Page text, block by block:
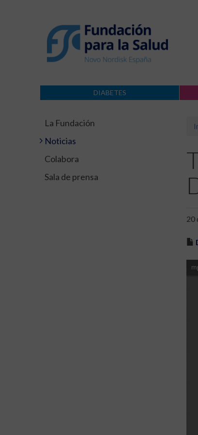
DIABETES
La Fundación
Noticias
Colabora
Sala de prensa
20